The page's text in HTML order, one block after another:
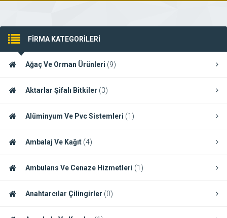
FİRMA KATEGORİLERİ
Ağaç Ve Orman Ürünleri (9)
Aktarlar Şifalı Bitkiler (3)
Alüminyum Ve Pvc Sistemleri (1)
Ambalaj Ve Kağıt (4)
Ambulans Ve Cenaze Hizmetleri (1)
Anahtarcılar Çilingirler (0)